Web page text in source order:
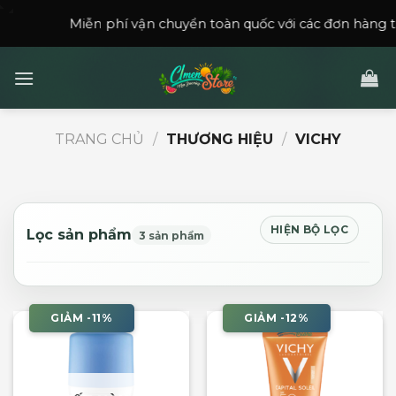
Miễn phí vận chuyển toàn quốc với các đơn hàng trên
TRANG CHỦ / THƯƠNG HIỆU / VICHY
Lọc sản phẩm 3 sản phẩm HIỆN BỘ LỌC
GIẢM -11% GIẢM -12%